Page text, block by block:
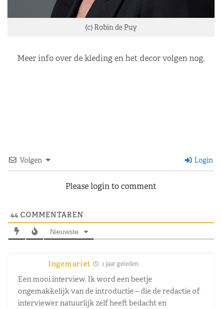
(c) Robin de Puy
Meer info over de kleding en het decor volgen nog.
Volgen Login
Please login to comment
44 COMMENTAREN
Nieuwste
Ingemariet 1 jaar geleden
Een mooi interview. Ik word een beetje
ongemakkelijk van de introductie – die de redactie of
interviewer natuurlijk zelf heeft bedacht en